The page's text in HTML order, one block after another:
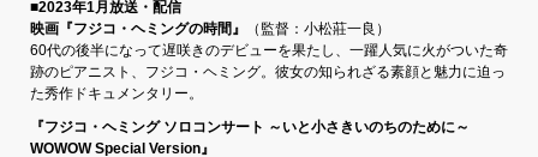
■2023年1月放送・配信
映画『フジコ・ヘミングの時間』
（監督：小松莊一良）
60代の後半になって遅咲きのデビューを果たし、一躍人気に火がついた奇
跡のピアニスト、フジコ・ヘミング。彼女の知られざる素顔と魅力に迫っ
た秀作ドキュメンタリー。
『フジコ・ヘミング ソロコンサート ～いと小さきいのちのために～
WOWOW Special Version』